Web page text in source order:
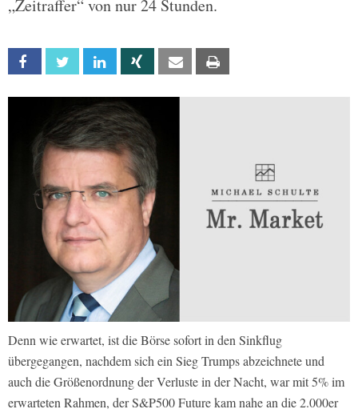
„Zeitraffer“ von nur 24 Stunden.
Facebook Twitter Linkedin Xing Email
Denn wie erwartet, ist die Börse sofort in den Sinkflug
übergegangen, nachdem sich ein Sieg Trumps abzeichnete und
auch die Größenordnung der Verluste in der Nacht, war mit 5% im
erwarteten Rahmen, der S&P500 Future kam nahe an die 2.000er